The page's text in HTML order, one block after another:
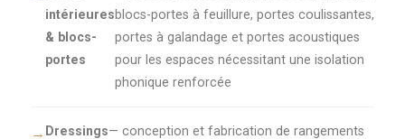
intérieures
& blocs-
portes
blocs-portes à feuillure, portes coulissantes,
portes à galandage et portes acoustiques
pour les espaces nécessitant une isolation
phonique renforcée
Dressings— conception et fabrication de rangements